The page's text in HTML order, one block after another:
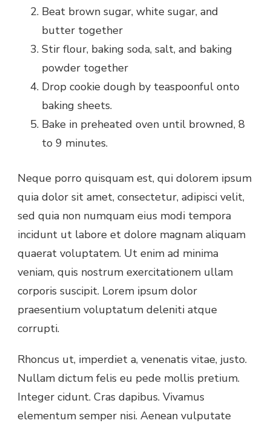
Beat brown sugar, white sugar, and
butter together
Stir flour, baking soda, salt, and baking
powder together
Drop cookie dough by teaspoonful onto
baking sheets.
Bake in preheated oven until browned, 8
to 9 minutes.
Neque porro quisquam est, qui dolorem ipsum
quia dolor sit amet, consectetur, adipisci velit,
sed quia non numquam eius modi tempora
incidunt ut labore et dolore magnam aliquam
quaerat voluptatem. Ut enim ad minima
veniam, quis nostrum exercitationem ullam
corporis suscipit. Lorem ipsum dolor
praesentium voluptatum deleniti atque
corrupti.
Rhoncus ut, imperdiet a, venenatis vitae, justo.
Nullam dictum felis eu pede mollis pretium.
Integer cidunt. Cras dapibus. Vivamus
elementum semper nisi. Aenean vulputate